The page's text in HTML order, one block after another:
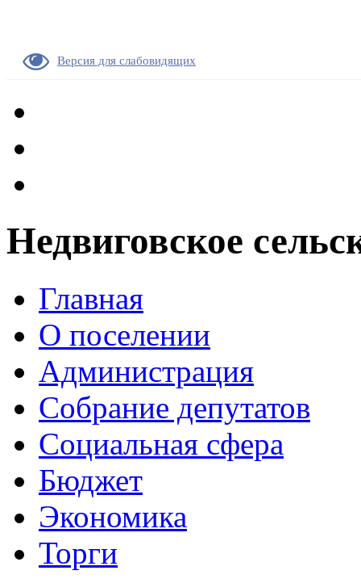
Версия для слабовидящих
Недвиговское
Главная
О поселении
Администрация
Собрание депутатов
Социальная сфера
Бюджет
Экономика
Торги